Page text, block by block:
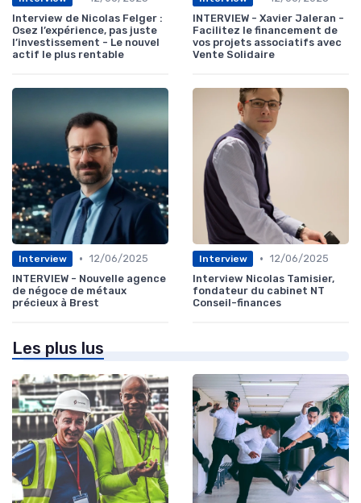
Interview de Nicolas Felger :
Osez l’expérience, pas juste
l’investissement - Le nouvel
actif le plus rentable
INTERVIEW - Xavier Jaleran -
Facilitez le financement de
vos projets associatifs avec
Vente Solidaire
Interview • 12/06/2025
INTERVIEW - Nouvelle agence
de négoce de métaux
précieux à Brest
Interview • 12/06/2025
Interview Nicolas Tamisier,
fondateur du cabinet NT
Conseil-finances
Les plus lus